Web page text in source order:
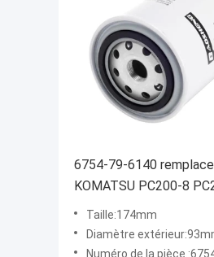
6754-79-6140
KOMATSU PC200-8
filtre hydraulique de
chargeur
Taille:174mm
Diamètre
Numéro de la